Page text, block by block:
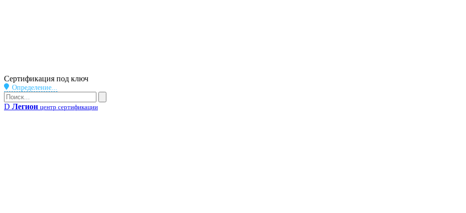
Бейдж
Сертификация под ключ
Определение...
Поиск
Поиск
D Легион центр сертификации